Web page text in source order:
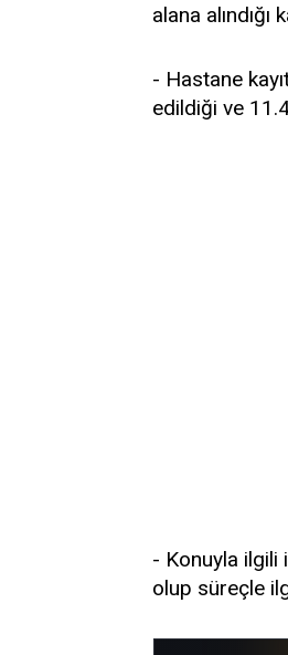
alana alındığı
- Hastane
edildiği ve
- Konuyla ilgili
olup süreçle